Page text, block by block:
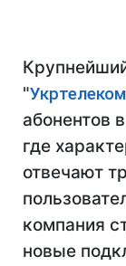
"Укртелеком
абонентов
где
отвечают
компания
новые